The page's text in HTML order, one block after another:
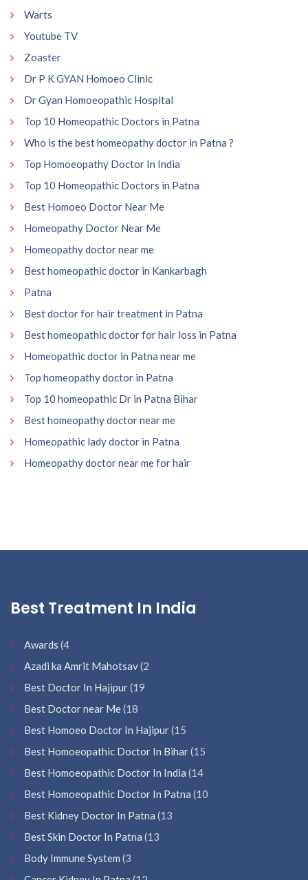
Warts
Youtube TV
Zoaster
Dr P K GYAN Homoeo Clinic
Dr Gyan Homoeopathic Hospital
Top 10 Homeopathic Doctors in Patna
Who is the best homeopathy doctor in Patna ?
Top Homoeopathy Doctor In India
Top 10 Homeopathic Doctors in Patna
Best Homoeo Doctor Near Me
Homeopathy Doctor Near Me
Homeopathy doctor near me
Best homeopathic doctor in Kankarbagh
Patna
Best doctor for hair treatment in Patna
Best homeopathic doctor for hair loss in Patna
Homeopathic doctor in Patna near me
Top homeopathy doctor in Patna
Top 10 homeopathic Dr in Patna Bihar
Best homeopathy doctor near me
Homeopathic lady doctor in Patna
Homeopathy doctor near me for hair
Best Treatment In India
Awards (4
Azadi ka Amrit Mahotsav(2
Best Doctor In Hajipur(19
Best Doctor near Me(18
Best Homoeo Doctor In Hajipur(15
Best Homoeopathic Doctor In Bihar(15
Best Homoeopathic Doctor In India (14
Best Homoeopathic Doctor In Patna (10
Best Kidney Doctor In Patna (13
Best Skin Doctor In Patna (13
Body Immune System (3